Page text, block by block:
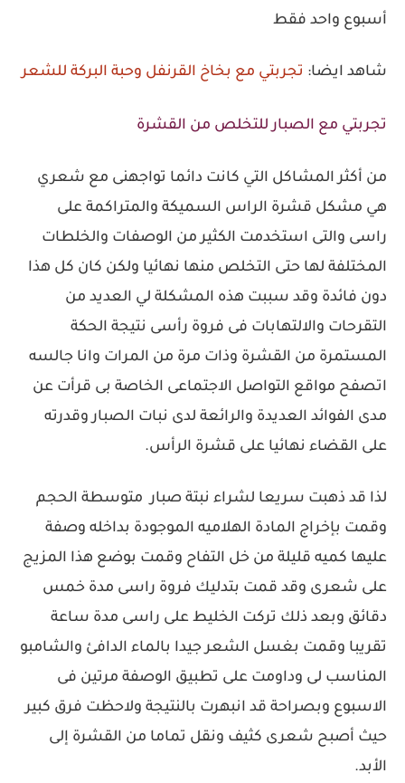
أسبوع واحد فقط
شاهد ايضا: تجربتي مع بخاخ القرنفل وحبة البركة للشعر
تجربتي مع الصبار للتخلص من القشرة
من أكثر المشاكل التي كانت دائما تواجهنى مع شعري
هي مشكل قشرة الراس السميكة والمتراكمة على
راسى والتى استخدمت الكثير من الوصفات والخلطات
المختلفة لها حتى التخلص منها نهائيا ولكن كان كل هذا
دون فائدة وقد سببت هذه المشكلة لي العديد من
التقرحات والالتهابات فى فروة رأسى نتيجة الحكة
المستمرة من القشرة وذات مرة من المرات وانا جالسه
اتصفح مواقع التواصل الاجتماعى الخاصة بى قرأت عن
مدى الفوائد العديدة والرائعة لدى نبات الصبار وقدرته
على القضاء نهائيا على قشرة الرأس.
لذا قد ذهبت سريعا لشراء نبتة صبار متوسطة الحجم
وقمت بإخراج المادة الهلاميه الموجودة بداخله وصفة
عليها كميه قليلة من خل التفاح وقمت بوضع هذا المزيج
على شعرى وقد قمت بتدليك فروة راسى مدة خمس
دقائق وبعد ذلك تركت الخليط على راسى مدة ساعة
تقريبا وقمت بغسل الشعر جيدا بالماء الدافئ والشامبو
المناسب لى وداومت على تطبيق الوصفة مرتين فى
الاسبوع وبصراحة قد انبهرت بالنتيجة ولاحظت فرق كبير
حيث أصبح شعرى كثيف ونقل تماما من القشرة إلى
الأبد.